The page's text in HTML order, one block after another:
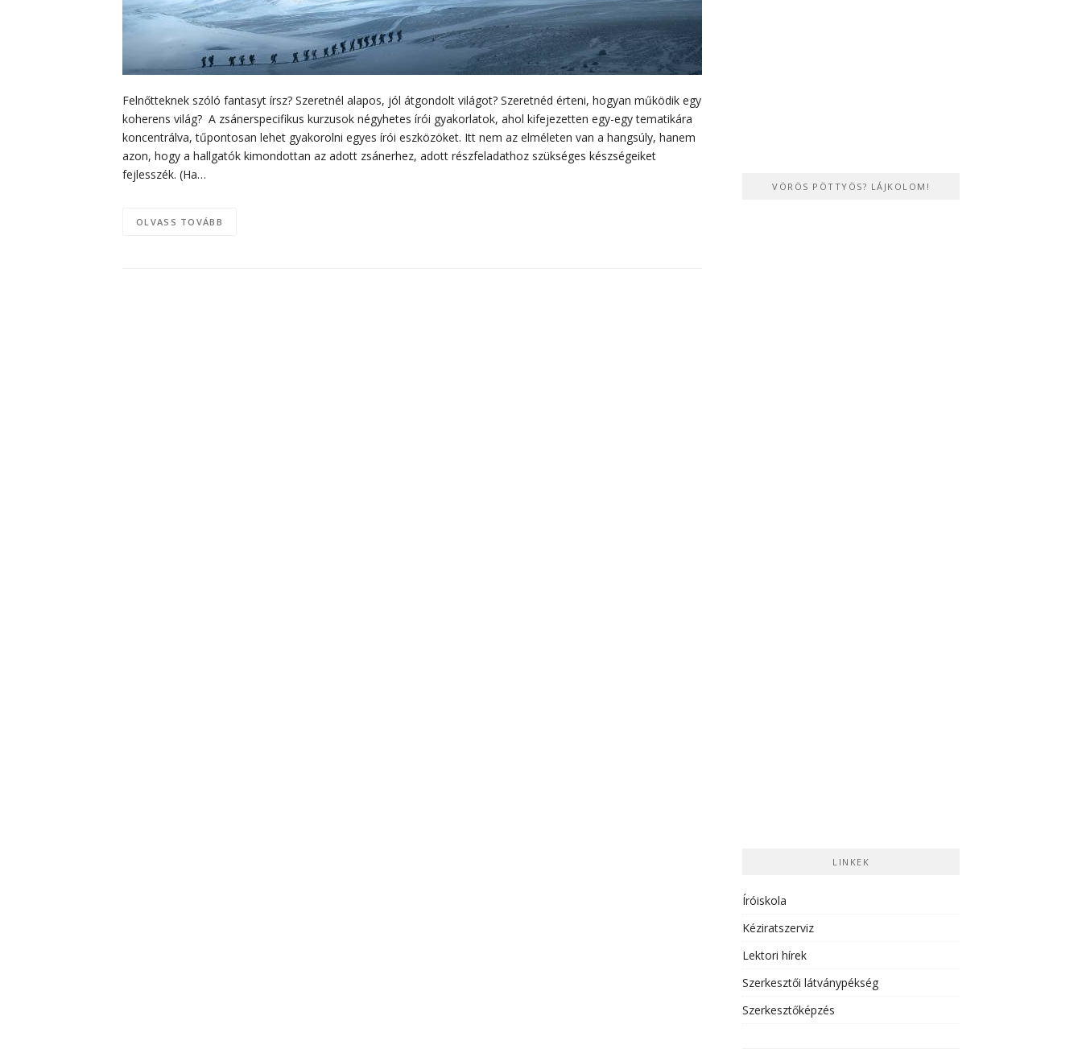
Felnőtteknek szóló fantasyt írsz? Szeretnél alapos, jól átgondolt világot? Szeretnéd érteni, hogyan működik egy
koherens világ? A zsánerspecifikus kurzusok négyhetes írói gyakorlatok, ahol kifejezetten egy-egy tematikára
koncentrálva, tűpontosan lehet gyakorolni egyes írói eszközöket. Itt nem az elméleten van a hangsúly, hanem
azon, hogy a hallgatók kimondottan az adott zsánerhez, adott részfeladathoz szükséges készségeiket
fejlesszék. (Ha…
OLVASS TOVÁBB
VÖRÖS PÖTTYÖS? LÁJKOLOM!
LINKEK
Íróiskola
Kéziratszerviz
Lektori hírek
Szerkesztői látványpékség
Szerkesztőképzés